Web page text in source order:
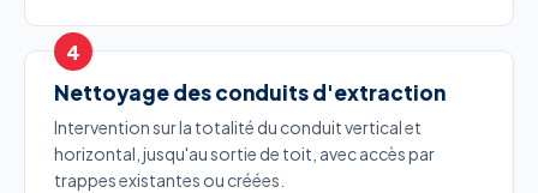
Nettoyage des conduits d'extraction
Intervention sur la totalité du conduit vertical et
horizontal, jusqu'au sortie de toit, avec accès par
trappes existantes ou créées.